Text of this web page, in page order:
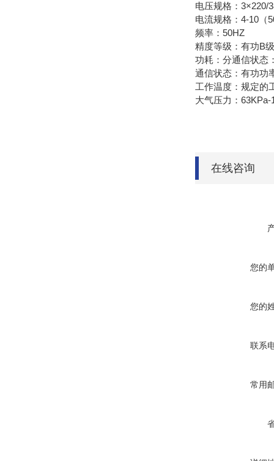
电压规格：3×220/
电流规格：4-10（
频率：50HZ
精度等级：有功B
功耗：分通信状态
通信状态：有功功
工作温度：规定
大气压力：
在线咨询
您的
您的
联系
常用